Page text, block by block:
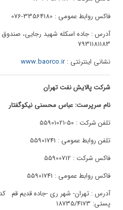
فاکس روابط عمومی : 33564180-076
7931181183
نشانی اینترنتی :www.baorco.ir
شرکت پالایش نفت تهران
نام سرپرست: عباس محسنی نیکوگفتار
تلفن شرکت : 50-55901021
تلفن روابط عمومی : 55901741
فاکس شرکت : 55900712
فاکس روابط عمومی : 55901741
پستی: 18735/4173